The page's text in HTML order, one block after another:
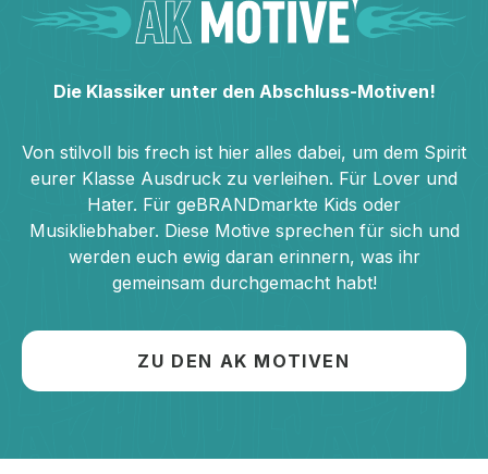
Die Klassiker unter den Abschluss-Motiven!
Von stilvoll bis frech ist hier alles dabei, um dem Spirit
eurer Klasse Ausdruck zu verleihen. Für Lover und
Hater. Für geBRANDmarkte Kids oder
Musikliebhaber. Diese Motive sprechen für sich und
werden euch ewig daran erinnern, was ihr
gemeinsam durchgemacht habt!
ZU DEN AK MOTIVEN